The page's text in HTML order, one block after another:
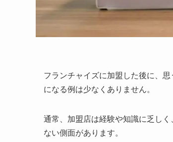
フランチャイズに加盟した後に、
になる例は少なくありません。
通常、加盟店は経験や知識に乏し
ない側面があります。